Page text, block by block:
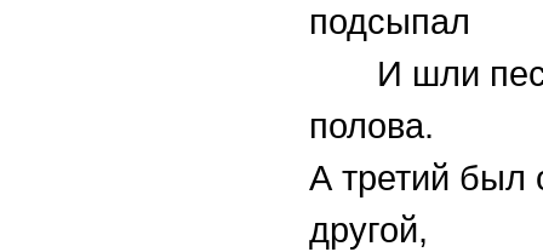
подсыпал
И шли
полова.
А третий был
другой,